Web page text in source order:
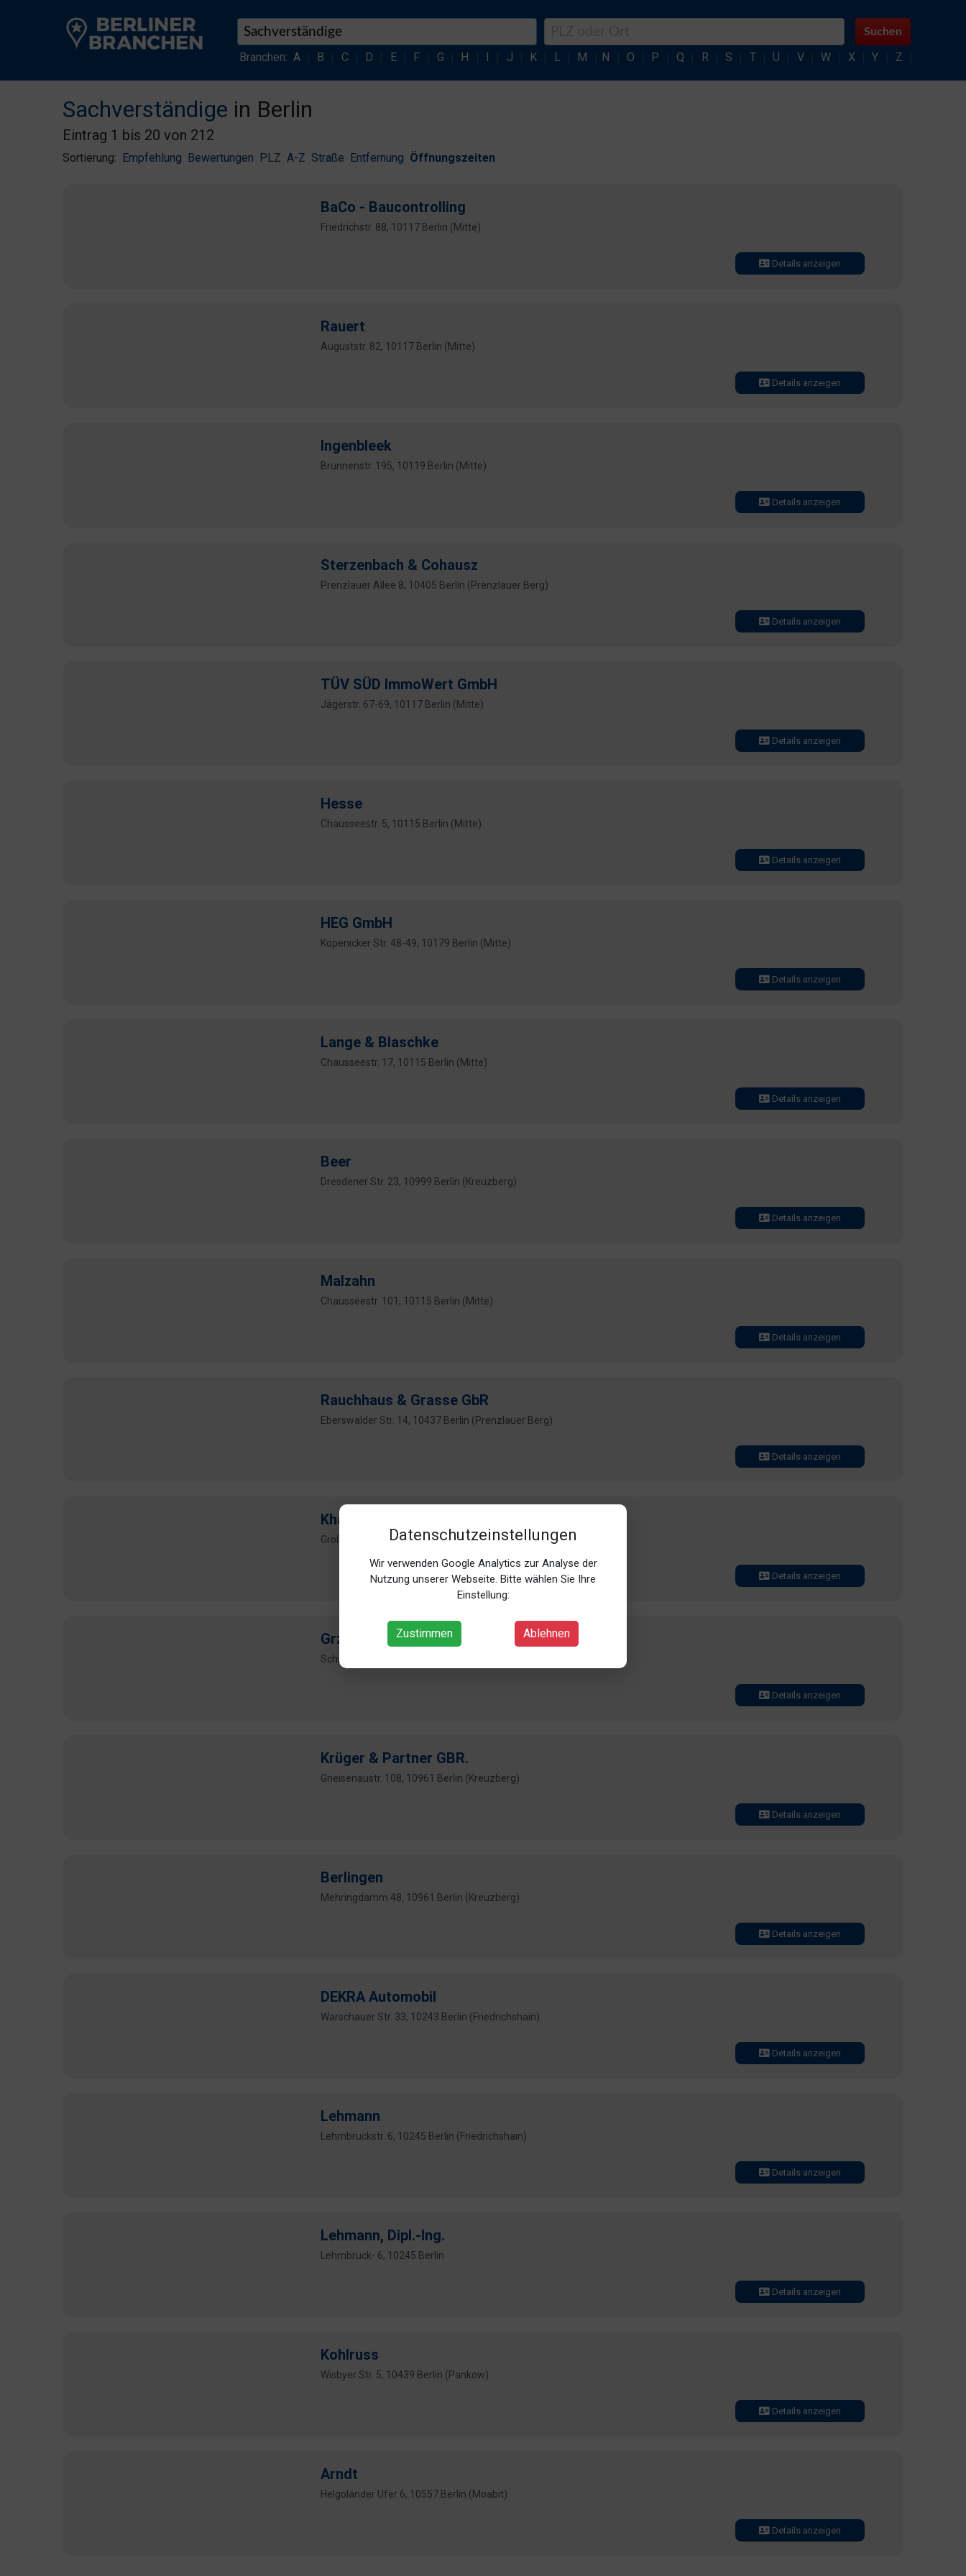
Datenschutzeinstellungen
Wir verwenden Google Analytics zur Analyse der
Nutzung unserer Webseite. Bitte wählen Sie Ihre
Einstellung:
Zustimmen Ablehnen
Suchen
Branchen: A B C D E F G H I J K L M N O P Q R S T U V W X Y Z
Sachverständige in Berlin
Eintrag 1 bis 20 von 212
Sortierung: Empfehlung Bewertungen PLZ A-Z Straße Entfernung Öffnungszeiten
BaCo - Baucontrolling
Friedrichstr. 88, 10117 Berlin (Mitte)
Details anzeigen
Rauert
Auguststr. 82, 10117 Berlin (Mitte)
Details anzeigen
Ingenbleek
Brunnenstr. 195, 10119 Berlin (Mitte)
Details anzeigen
Sterzenbach & Cohausz
Prenzlauer Allee 8, 10405 Berlin (Prenzlauer Berg)
Details anzeigen
TÜV SÜD ImmoWert GmbH
Jägerstr. 67-69, 10117 Berlin (Mitte)
Details anzeigen
Hesse
Chausseestr. 5, 10115 Berlin (Mitte)
Details anzeigen
HEG GmbH
Köpenicker Str. 48-49, 10179 Berlin (Mitte)
Details anzeigen
Lange & Blaschke
Chausseestr. 17, 10115 Berlin (Mitte)
Details anzeigen
Beer
Dresdener Str. 23, 10999 Berlin (Kreuzberg)
Details anzeigen
Malzahn
Chausseestr. 101, 10115 Berlin (Mitte)
Details anzeigen
Rauchhaus & Grasse GbR
Eberswalder Str. 14, 10437 Berlin (Prenzlauer Berg)
Details anzeigen
Khadem
Großbeerenstr. 67, 10963 Berlin (Kreuzberg)
Details anzeigen
Grzesiek
Schinkestr. 12a, 12047 Berlin (Neukölln)
Details anzeigen
Krüger & Partner GBR.
Gneisenaustr. 108, 10961 Berlin (Kreuzberg)
Details anzeigen
Berlingen
Mehringdamm 48, 10961 Berlin (Kreuzberg)
Details anzeigen
DEKRA Automobil
Warschauer Str. 33, 10243 Berlin (Friedrichshain)
Details anzeigen
Lehmann
Lehmbruckstr. 6, 10245 Berlin (Friedrichshain)
Details anzeigen
Lehmann, Dipl.-Ing.
Lehmbruck- 6, 10245 Berlin
Details anzeigen
Kohlruss
Wisbyer Str. 5, 10439 Berlin (Pankow)
Details anzeigen
Arndt
Helgoländer Ufer 6, 10557 Berlin (Moabit)
Details anzeigen